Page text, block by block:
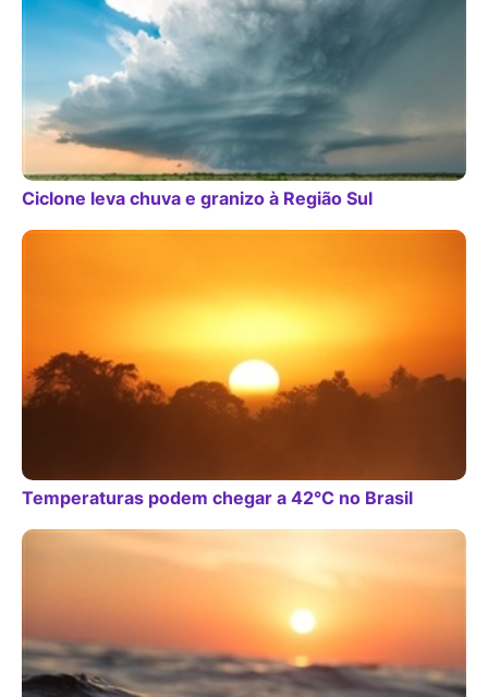
Ciclone leva chuva e granizo à Região Sul
Temperaturas podem chegar a 42°C no Brasil